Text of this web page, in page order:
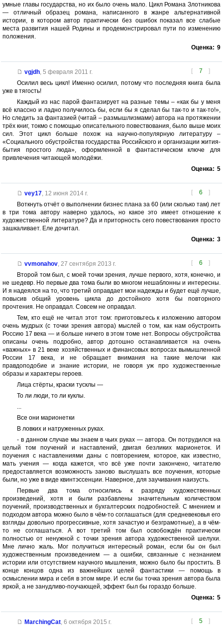
умные главы государства, но их было очень мало. Цикл Романа Злотникова
— отличный образец романа, написанного в жанре альтернативной
истории, в котором автор практически без ошибок показал все слабые
места развития нашей Родины и продемонстрировал пути по изменению
положения.
Оценка: 9
[ 7 ]
vgjdh, 5 февраля 2011 г.
Осилил весь цикл! Именно осилил, потому что последняя книга была
уже в тягость!
Каждый из нас парой фантазирует на разные темы – «как бы у меня
всё классно и ладно получилось бы, если бы я сделал бы так-то и так-то!»,
Но следить за фантазией (читай – размышлизмами) автора на протяжении
трёх книг, токмо с помощью описательного повествования, было выше моих
сил. Этот цикл больше похож на научно-популярную литературу –
«Социального обустройства государства Российского и организации жития-
бытия простого люда», оформленной в фантастическом ключе для
привлечения читающей молодёжи.
Оценка: 5
[ 6 ]
vey17, 12 июня 2014 г.
Воткнуть отчёт о выполнении бизнес плана за 60 (или сколько там) лет
в три тома автору наверно удалось, но какое это имеет отношение к
художественной литературе? Да и приторность сего повествования просто
зашкаливает. Еле дочитал.
Оценка: 3
[ 6 ]
vvmonahov, 27 сентября 2013 г.
Второй том был, с моей точки зрения, лучше первого, хотя, конечно, и
не шедевр. Но первые два тома были во многом нешаблонны и интересны.
И я надеялся на то, что третий оправдает мои надежды и будет ещё лучше,
повысив общий уровень цикла до достойного хотя бы повторного
прочтения. Не оправдал. Совсем не оправдал.
Тем, кто ещё не читал этот том: приготовьтесь к изложению автором
очень мудрых (с точки зрения автора) мыслей о том, как нам обустроить
Россию 17 века — и больше ничего в этом томе нет. Вопросы обустройства
описаны очень подробно, автор дотошно останавливается на очень
«важных» в 21 веке хозяйственных и финансовых вопросах вымышленной
России 17 века, и не обращает внимания на такие мелочи как
правдоподобие и знание истории, не говоря уж про художественные
образы и характеры героев.
Лица стёрты, краски тусклы —
То ли люди, то ли куклы.
Все они марионетки
В ловких и натруженных руках.
- в данном случае мы знаем в чьих руках — автора. Он потрудился на
целый том поучений и наставлений, двигая безликих марионеток. И
поучения с наставлениями даны с повторением, которое, как известно,
мать учения — когда кажется, что всё уже почти закончено, читателю
предоставляется возможность заново выслушать все поучения, которые
были, но уже в виде квинтэссенции. Наверное, для заучивания наизусть.
Первые два тома относились к разряду художественных
произведений, хотя и были разбавлены значительным количеством
поучений, производственных и бухгалтерских подробностей. С мнением и
подходом автора можно было в чём-то соглашаться (для средневековья его
взгляды довольно прогрессивные, хотя зачастую и безграмотные), а в чём-
то не соглашаться. А вот третий том был освобождён практически
полностью от ненужной с точки зрения автора художественной шелухи.
Мне лично жаль. Мог получиться интересный роман, если бы он был
художественным произведением — а ошибки, связанные с незнанием
истории или отсутствием научного мышления, можно было бы простить. В
конце концов одна из важнейших целей фантастики — помощь в
осмыслении мира и себя в этом мире. И если бы точка зрения автора была
яркой, а не занудливо-поучающей, эффект был бы гораздо больше.
Оценка: 5
[ 5 ]
MarchingCat, 6 октября 2015 г.